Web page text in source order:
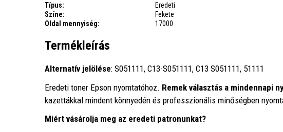
Típus:
Eredeti
Színe:
Fekete
Oldal mennyiség:
17000
Termékleírás
Alternatív jelölése: S051111, C13-S051111, C13 S051111, 51111
Eredeti toner Epson nyomtatóhoz. Remek választás a mindennapi
kazettákkal mindent könnyedén és professzionális minőségben
Miért vásárolja meg az eredeti patronunkat?